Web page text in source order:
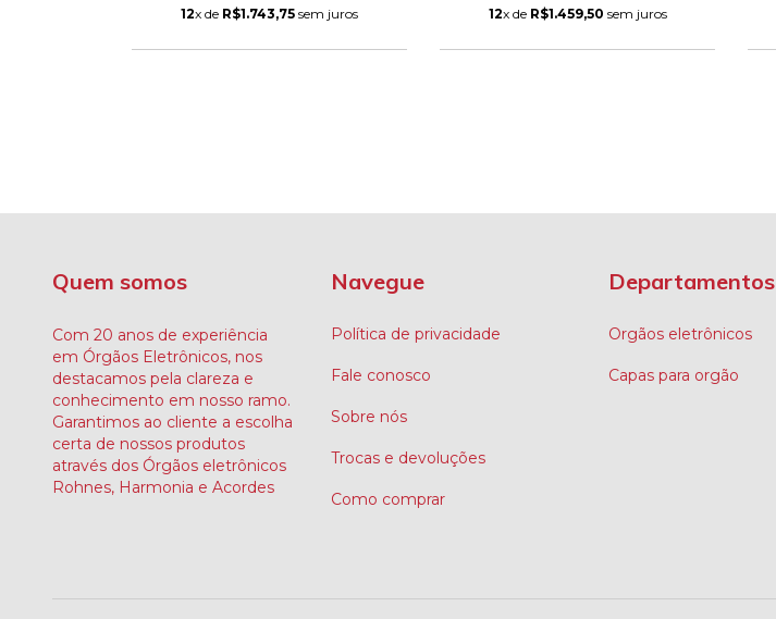
12x de R$1.743,75 sem juros 12x de R$1.459,50 sem juros
Quem somos
Com 20 anos de experiência
em Órgãos Eletrônicos, nos
destacamos pela clareza e
conhecimento em nosso ramo.
Garantimos ao cliente a escolha
certa de nossos produtos
através dos Órgãos eletrônicos
Rohnes, Harmonia e Acordes
Navegue
Política de privacidade
Fale conosco
Sobre nós
Trocas e devoluções
Como comprar
Departamentos
Orgãos eletrônicos
Capas para orgão